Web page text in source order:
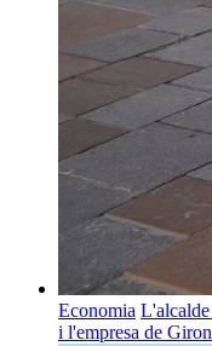
Economia L'alcalde
i l'empresa de